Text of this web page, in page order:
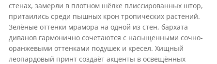
стенах, замерли в плотном шёлке плиссированных штор,
притаились среди пышных крон тропических растений.
Зелёные оттенки мрамора на одной из стен, бархата
диванов гармонично сочетаются с насыщенными сочно-
оранжевыми оттенками подушек и кресел. Хищный
леопардовый принт создаёт акценты в освещённых